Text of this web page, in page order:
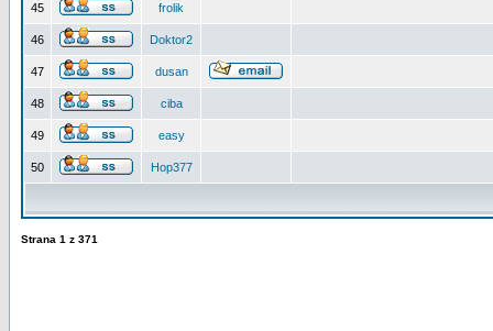
45 frolik
46 Doktor2
47 dusan
48 ciba
49 easy
50 Hop377
Strana 1 z 371